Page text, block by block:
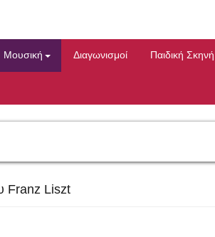
Μουσική Διαγωνισμοί Παιδική Σκηνή
Franz Liszt